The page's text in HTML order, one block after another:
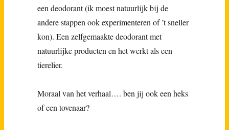
een deodorant (ik moest natuurlijk bij de
andere stappen ook experimenteren of ’t sneller
kon). Een zelfgemaakte deodorant met
natuurlijke producten en het werkt als een
tierelier.
Moraal van het verhaal…. ben jij ook een heks
of een tovenaar?